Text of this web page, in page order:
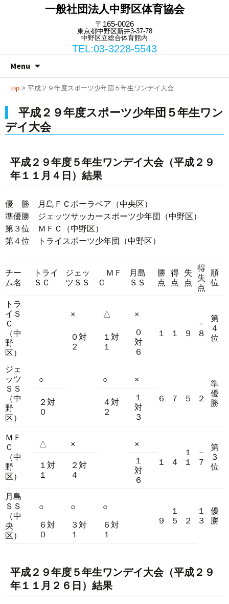
一般社団法人中野区体育協会
〒165-0026
東京都中野区新井3-37-78
中野区立総合体育館内
TEL:03-3228-5543
Menu
content
top > 平成２９年度スポーツ少年団５年生ワンデイ大会
平成２９年度スポーツ少年団５年生ワン
デイ大会
平成２９年度５年生ワンデイ大会（平成２９
年１１月４日）結果
優 勝 月島ＦＣポーラベア（中央区）
準優勝 ジェッツサッカースポーツ少年団（中野区）
第３位 ＭＦＣ（中野区）
第４位 トライスポーツ少年団（中野区）
チー
ム名
トライ
ＳＣ
ジェッ
ツＳＳ
ＭＦ
Ｃ
月島
ＳＳ
勝
点
得
点
失
点
得
失
点
順
位
トラ
イＳ
Ｃ
（中
野
区）
× △ ×
１ １ ９
－
８
第
４
位
０対
２
１対
１
０
対
６
ジェ
ッツ
ＳＳ
（中
野
区）
○ ○ ×
６ ７ ５ ２
準
優
勝
２対
０
４対
２
１
対
３
ＭＦ
Ｃ
（中
野
区）
△ × ×
１ ４
１
１
－
７
第
３
位
１対
１
２対
４
１
対
６
月島
ＳＳ
（中
央
区）
○ ○
○
９
１
５
２
１
３
優
勝
６対
０
３対
１
６対
１
平成２９年度５年生ワンデイ大会（平成２９
年１１月２６日）結果